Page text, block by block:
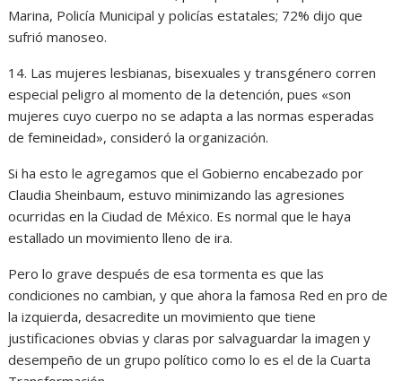
Marina, Policía Municipal y policías estatales; 72% dijo que
sufrió manoseo.
14. Las mujeres lesbianas, bisexuales y transgénero corren
especial peligro al momento de la detención, pues «son
mujeres cuyo cuerpo no se adapta a las normas esperadas
de femineidad», consideró la organización.
Si ha esto le agregamos que el Gobierno encabezado por
Claudia Sheinbaum, estuvo minimizando las agresiones
ocurridas en la Ciudad de México. Es normal que le haya
estallado un movimiento lleno de ira.
Pero lo grave después de esa tormenta es que las
condiciones no cambian, y que ahora la famosa Red en pro de
la izquierda, desacredite un movimiento que tiene
justificaciones obvias y claras por salvaguardar la imagen y
desempeño de un grupo político como lo es el de la Cuarta